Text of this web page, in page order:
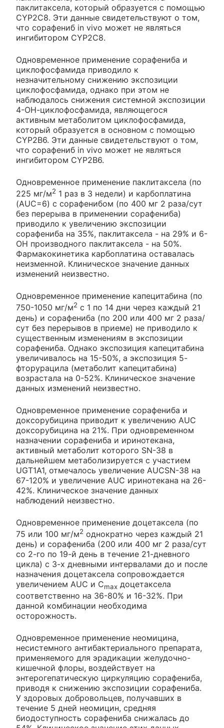
паклитаксела, который образуется с помощью
CYP2C8. Эти данные свидетельствуют о том,
что сорафениб in vivo может не являться
ингибитором CYP2C8.
Одновременное применение сорафениба и
циклофосфамида приводило к
незначительному снижению экспозиции
циклофосфамида, однако при этом не
наблюдалось снижения системной экспозиции
4-ОН-циклофосфамида, являющегося
активным метаболитом циклофосфамида,
который образуется в основном с помощью
CYP2B6. Эти данные свидетельствуют о том,
что сорафениб in vivo может не являться
ингибитором CYP2B6.
Одновременное применение паклитаксела (по
225 мг/м2 1 раз в 3 недели) и карбоплатина
(AUC=6) с сорафенибом (по 400 мг 2 раза/сут
без перерыва в применении сорафениба)
приводило к увеличению экспозиции
сорафениба на 35%, паклитаксела - на 29% и 6-
ОН производного паклитаксела - на 50%.
Фармакокинетика карбоплатина оставалась
неизменной. Клиническое значение данных
изменений неизвестно.
Одновременное применение капецитабина (по
750-1050 мг/м2 с 1 по 14 дни через каждый 21
день) и сорафениба (по 200 или 400 мг 2 раза/
сут без перерывов в приеме) не приводило к
существенным изменениям в экспозиции
сорафениба. Однако экспозиция капецитабина
увеличивалось на 15-50%, а экспозиция 5-
фторурацила (метаболит капецитабина)
возрастала на 0-52%. Клиническое значение
данных изменений неизвестно.
Одновременное применение сорафениба и
доксорубицина приводит к увеличению AUC
доксорубицина на 21%. При одновременном
назначении сорафениба и иринотекана,
активный метаболит которого SN-38 в
дальнейшем метаболизируется с участием
UGT1A1, отмечалось увеличение AUCSN-38 на
67-120% и увеличение AUC иринотекана на 26-
42%. Клиническое значение данных
наблюдений неизвестно.
Одновременное применение доцетаксела (по
75 или 100 мг/м2 однократно через каждый 21
день) и сорафениба (200 или 400 мг 2 раза/сут
со 2-го по 19-й день в течение 21-дневного
цикла) с 3-х дневными интервалами до и после
назначения доцетаксела сопровождается
увеличением AUC и Cmax доцетаксела
соответственно на 36-80% и 16-32%. При
данной комбинации необходима
осторожность.
Одновременное применение неомицина,
несистемного антибактериального препарата,
применяемого для эрадикации желудочно-
кишечной флоры, воздействует на
энтерогепатическую циркуляцию сорафениба,
приводя к снижению экспозиции сорафениба.
У здоровых добровольцев, получавших в
течение 5 дней неомицин, средняя
биодоступность сорафениба снижалась до